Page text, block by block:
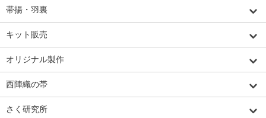
帯揚・羽裏
キット販売
オリジナル製作
西陣織の帯
さく研究所